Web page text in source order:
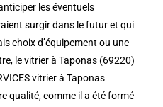
les éventuels
surgir dans le futur et qui
choix d’équipement ou une
le vitrier à Taponas (69220)
vitrier à Taponas
qualité, comme il a été formé